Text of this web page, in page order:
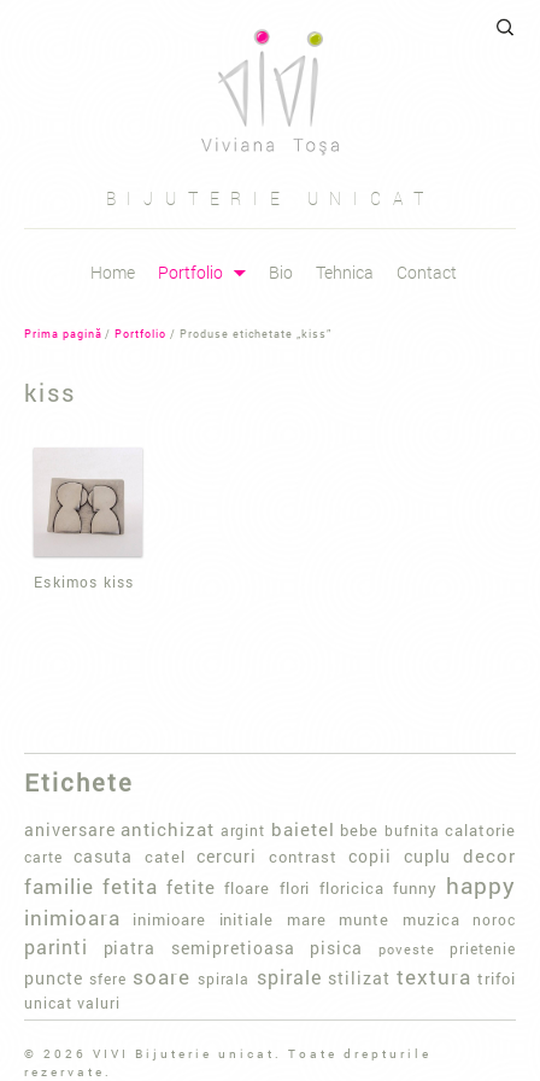
BIJUTERIE UNICAT
Sari
Home Portfolio Bio Tehnica Contact
Caută
Prima pagină /Portfolio / Produse etichetate „kiss”
kiss
Eskimos kiss
Etichete
aniversare antichizat argint baietel bebe bufnita calatorie
carte casuta catel cercuri contrast copii cuplu decor
familie fetita fetite floare flori floricica funny happy
inimioara inimioare initiale mare munte muzica noroc
parinti piatra semipretioasa pisica poveste prietenie
puncte sfere soare spirala spirale stilizat textura trifoi
unicat valuri
© 2026 VIVI Bijuterie unicat. Toate drepturile
rezervate.